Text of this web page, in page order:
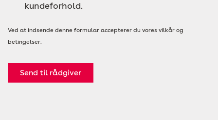
kundeforhold.
Ved at indsende denne formular accepterer du vores vilkår og
betingelser.
Send til rådgiver